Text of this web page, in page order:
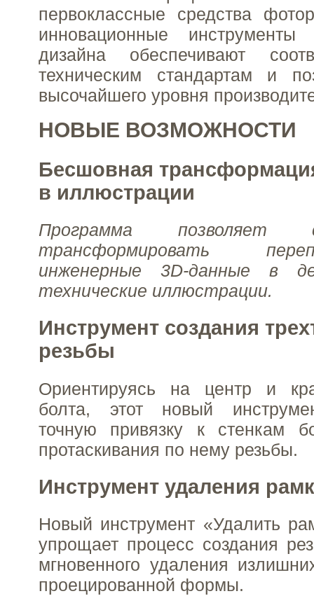
первоклассные средства
инновационные инструменты
дизайна обеспечивают
техническим стандартам и
высочайшего уровня
НОВЫЕ ВОЗМОЖНОСТИ
Бесшовная
в иллюстрации
Программа позволяет
трансформировать
инженерные 3D-данные в
технические иллюстрации.
Инструмент создания
резьбы
Ориентируясь на центр и
болта, этот новый
точную привязку к стенкам
протаскивания по нему резьбы.
Инструмент удаления
Новый инструмент «Удалить
упрощает процесс создания
мгновенного удаления
проецированной формы.